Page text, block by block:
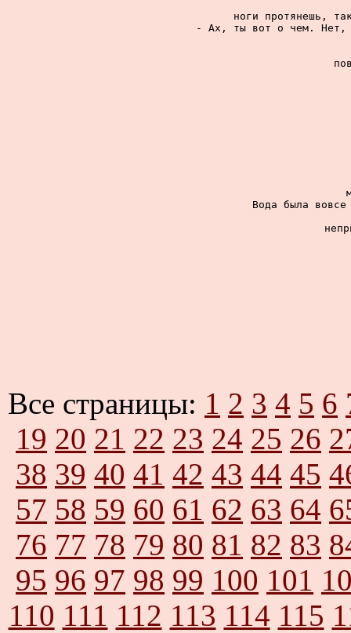
ноги протянешь,
- Ах, ты вот о чем. Нет,
Вода была
Все страницы: 1 2 3 4 5 6
19 20 21 22 23 24 25 26
38 39 40 41 42 43 44 45
57 58 59 60 61 62 63 64
76 77 78 79 80 81 82 83
95 96 97 98 99 100 101
110 111 112 113 114 115